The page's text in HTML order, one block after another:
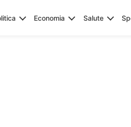
Economia Salute